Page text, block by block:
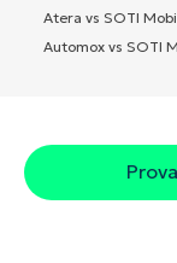
Atera vs SOTI
Automox vs SOTI